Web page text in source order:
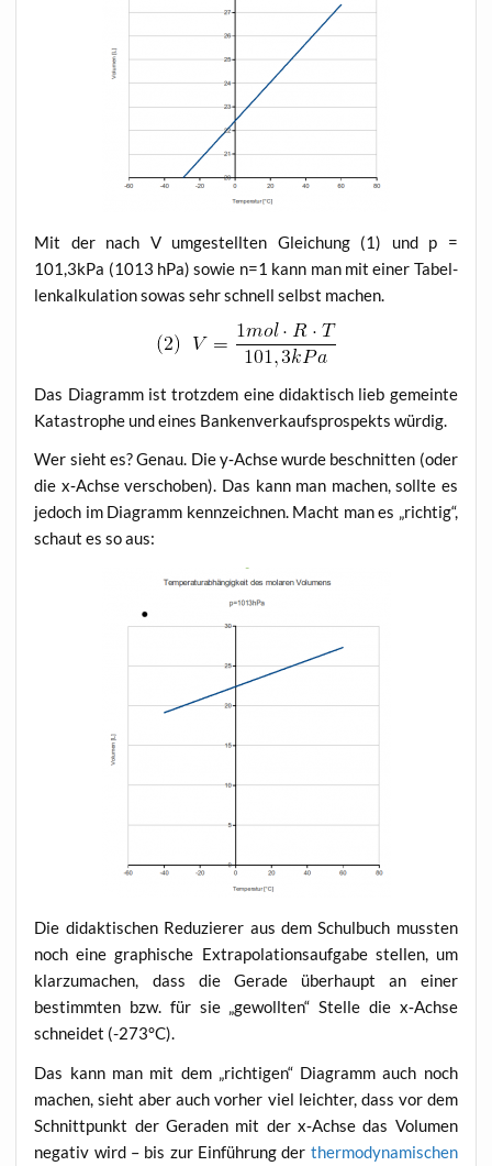
Mit der nach V umge­stell­ten Glei­chung (1) und p =
101,3kPa (1013 hPa) sowie n=1 kann man mit einer Tabel­
len­kal­ku­la­ti­on sowas sehr schnell selbst machen.
Das Dia­gramm ist trotz­dem eine didak­tisch lieb gemein­te
Kata­stro­phe und eines Ban­ken­ver­kaufs­pro­spekts würdig.
Wer sieht es? Genau. Die y‑Achse wur­de beschnit­ten (oder
die x‑Achse ver­scho­ben). Das kann man machen, soll­te es
jedoch im Dia­gramm kenn­zeich­nen. Macht man es „rich­tig“,
schaut es so aus:
Die didak­ti­schen Redu­zie­rer aus dem Schul­buch muss­ten
noch eine gra­phi­sche Extra­po­la­ti­ons­auf­ga­be stel­len, um
klar­zu­ma­chen, dass die Gera­de über­haupt an einer
bestimm­ten bzw. für sie „gewoll­ten“ Stel­le die x‑Achse
schnei­det (-273°C).
Das kann man mit dem „rich­ti­gen“ Dia­gramm auch noch
machen, sieht aber auch vor­her viel leich­ter, dass vor dem
Schnitt­punkt der Gera­den mit der x‑Achse das Volu­men
nega­tiv wird – bis zur Ein­füh­rung der ther­mo­dy­na­mi­schen